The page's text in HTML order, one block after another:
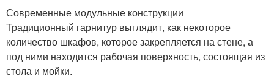
Современные модульные конструкции
Традиционный гарнитур выглядит, как некоторое
количество шкафов, которое закрепляется на стене, а
под ними находится рабочая поверхность, состоящая из
стола и мойки.